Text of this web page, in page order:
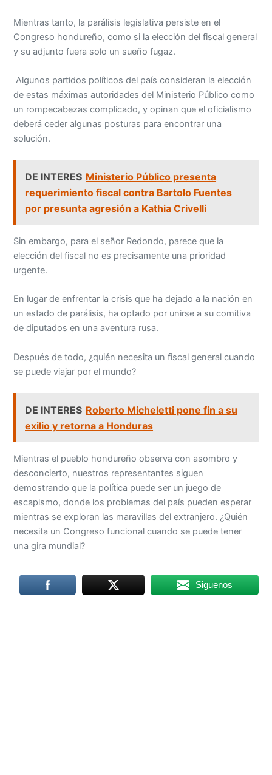
Mientras tanto, la parálisis legislativa persiste en el
Congreso hondureño, como si la elección del fiscal general
y su adjunto fuera solo un sueño fugaz.
Algunos partidos políticos del país consideran la elección
de estas máximas autoridades del Ministerio Público como
un rompecabezas complicado, y opinan que el oficialismo
deberá ceder algunas posturas para encontrar una
solución.
DE INTERES Ministerio Público presenta
requerimiento fiscal contra Bartolo Fuentes
por presunta agresión a Kathia Crivelli
Sin embargo, para el señor Redondo, parece que la
elección del fiscal no es precisamente una prioridad
urgente.
En lugar de enfrentar la crisis que ha dejado a la nación en
un estado de parálisis, ha optado por unirse a su comitiva
de diputados en una aventura rusa.
Después de todo, ¿quién necesita un fiscal general cuando
se puede viajar por el mundo?
DE INTERES Roberto Micheletti pone fin a su
exilio y retorna a Honduras
Mientras el pueblo hondureño observa con asombro y
desconcierto, nuestros representantes siguen
demostrando que la política puede ser un juego de
escapismo, donde los problemas del país pueden esperar
mientras se exploran las maravillas del extranjero. ¿Quién
necesita un Congreso funcional cuando se puede tener
una gira mundial?
Siguenos